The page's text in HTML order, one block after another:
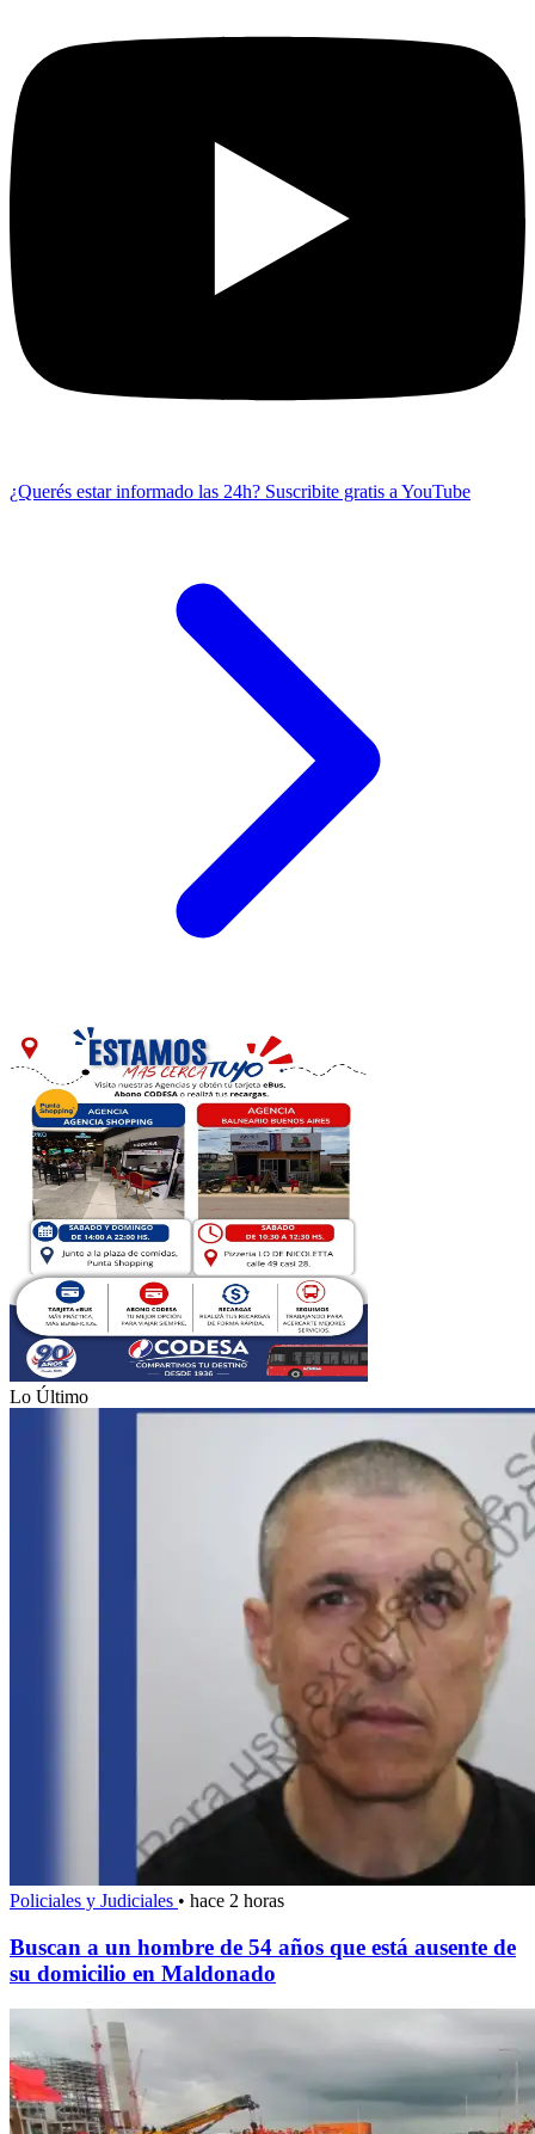
¿Querés estar informado las 24h? Suscribite gratis a YouTube
Lo Último
Policiales y Judiciales • hace 2 horas
Buscan a un hombre de 54 años que está ausente de
su domicilio en Maldonado